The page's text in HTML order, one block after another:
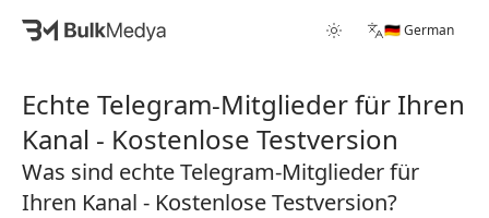
🇩🇪 German
Echte Telegram-Mitglieder für Ihren
Kanal - Kostenlose Testversion
Was sind echte Telegram-Mitglieder für
Ihren Kanal - Kostenlose Testversion?